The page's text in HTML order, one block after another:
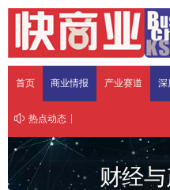
首页 商业情报 产业赛道 深
热点动态
财经